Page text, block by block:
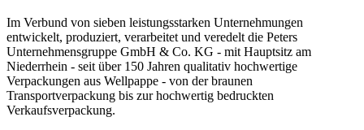
Im Verbund von sieben leistungsstarken Unternehmungen
entwickelt, produziert, verarbeitet und veredelt die Peters
Unternehmensgruppe GmbH & Co. KG - mit Hauptsitz am
Niederrhein - seit über 150 Jahren qualitativ hochwertige
Verpackungen aus Wellpappe - von der braunen
Transportverpackung bis zur hochwertig bedruckten
Verkaufsverpackung.